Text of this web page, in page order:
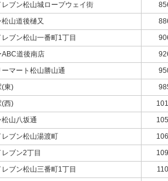
レブン松山城ロープウェイ街
松山道後樋又
ブン松山一番町1丁目
ABC道後南店
ーマート松山勝山通
(東)
(西)
松山八坂通
レブン松山湯渡町
ブン2丁目
ブン松山三番町1丁目